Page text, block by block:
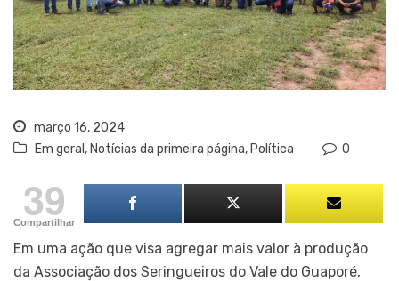
março 16, 2024
Em geral , Notícias da primeira página, Política 0
39
Compartilhar
Em uma ação que visa agregar mais valor à produção
da Associação dos Seringueiros do Vale do Guaporé,